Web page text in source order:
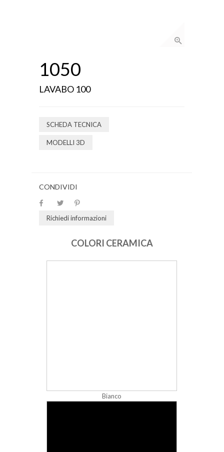
1050
LAVABO 100
SCHEDA TECNICA
MODELLI 3D
CONDIVIDI
Richiedi informazioni
COLORI CERAMICA
Bianco